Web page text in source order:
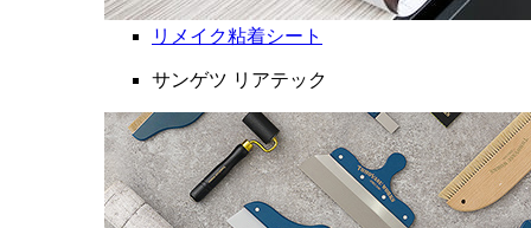
リメイク粘着シート
サンゲツ リアテック